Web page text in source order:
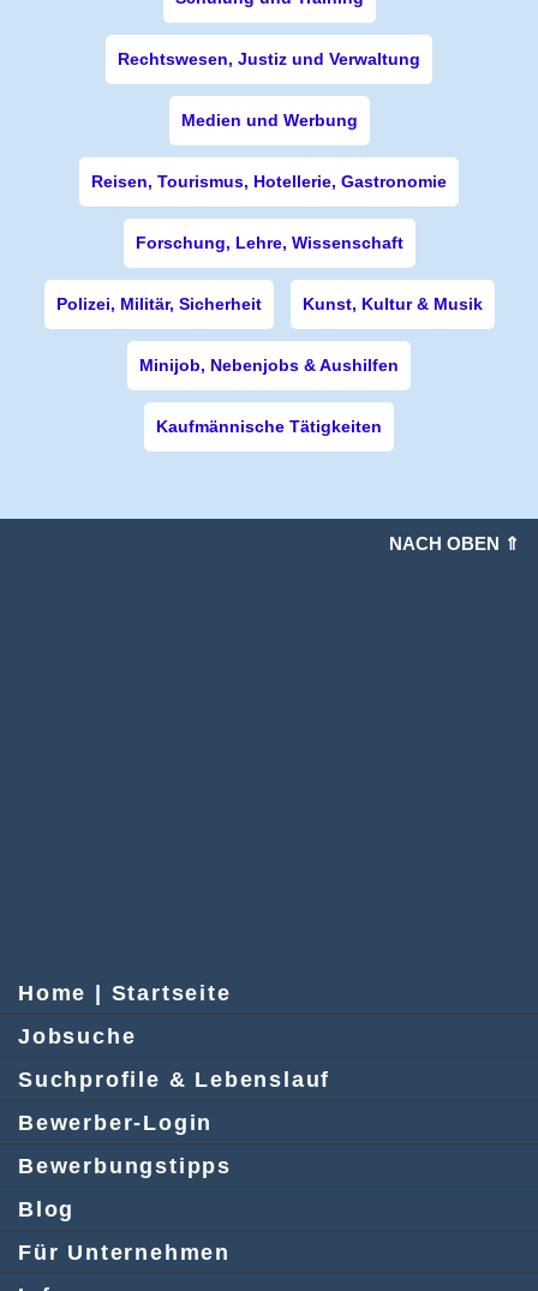
Rechtswesen, Justiz und Verwaltung
Medien und Werbung
Reisen, Tourismus, Hotellerie, Gastronomie
Forschung, Lehre, Wissenschaft
Polizei, Militär, Sicherheit Kunst, Kultur & Musik
Minijob, Nebenjobs & Aushilfen
Kaufmännische Tätigkeiten
NACH OBEN ⇑
Home | Startseite
Jobsuche
Suchprofile & Lebenslauf
Bewerber-Login
Bewerbungstipps
Blog
Für Unternehmen